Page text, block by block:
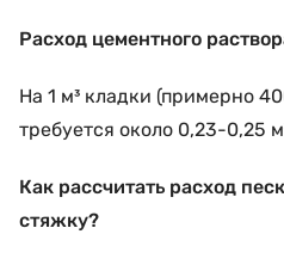
Расход цементного
На 1 м³ кладки (примерно
требуется около 0,23-0,25
Как рассчитать расход
стяжку?